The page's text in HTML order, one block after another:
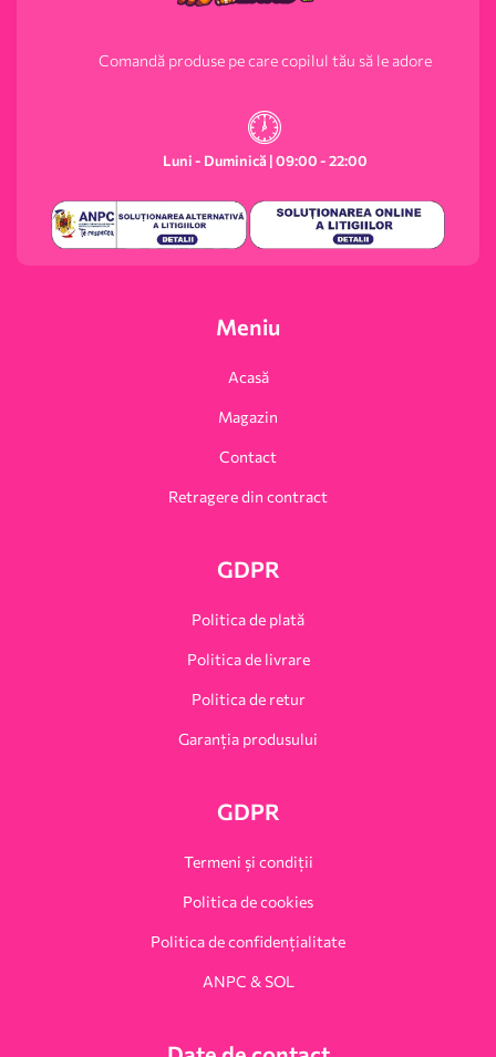
Comandă produse pe care copilul tău să le adore
Luni - Duminică | 09:00 - 22:00
Meniu
Acasă
Magazin
Contact
Retragere din contract
GDPR
Politica de plată
Politica de livrare
Politica de retur
Garanția produsului
GDPR
Termeni și condiții
Politica de cookies
Politica de confidențialitate
ANPC & SOL